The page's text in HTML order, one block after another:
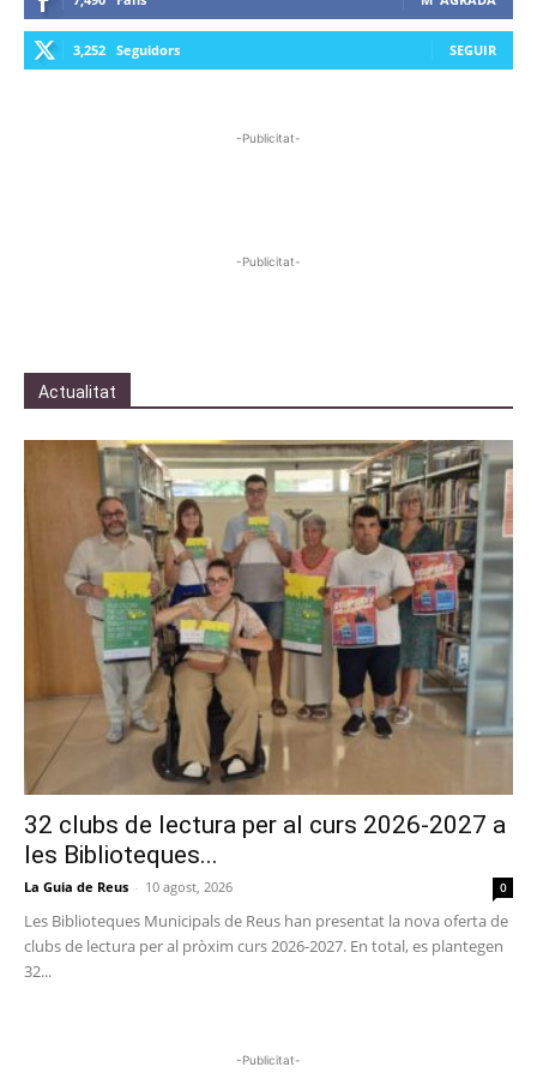
3,252 Seguidors SEGUIR
-Publicitat-
-Publicitat-
Actualitat
32 clubs de lectura per al curs 2026-2027 a
les Biblioteques...
La Guia de Reus - 10 agost, 2026 0
Les Biblioteques Municipals de Reus han presentat la nova oferta de
clubs de lectura per al pròxim curs 2026-2027. En total, es plantegen
32...
-Publicitat-